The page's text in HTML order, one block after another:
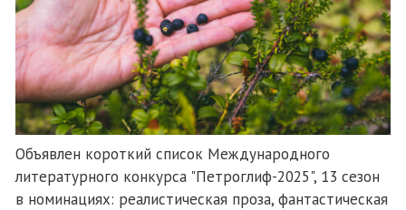
Объявлен короткий список Международного
литературного конкурса "Петроглиф-2025", 13 сезон
в номинациях: реалистическая проза, фантастическая